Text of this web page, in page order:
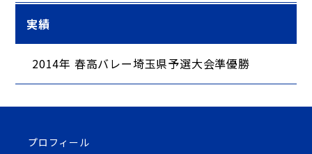
実績
2014年 春高バレー埼玉県予選大会準優勝
プロフィール